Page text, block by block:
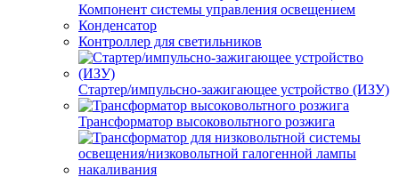
Компонент системы управления освещением
Конденсатор
Контроллер для светильников
Стартер/импульсно-зажигающее устройство (ИЗУ)
Трансформатор высоковольтного розжига